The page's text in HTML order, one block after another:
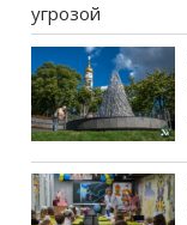
угрозой